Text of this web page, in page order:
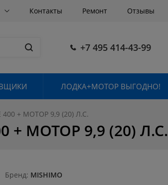
Контакты Ремонт Отзывы
+7 495 414-43-99
ЛОДКА+МОТОР ВЫГОДНО!
+ МОТОР 9,9 (20) Л.С.
+ МОТОР 9,9 (20) Л.С.
Бренд MISHIMO